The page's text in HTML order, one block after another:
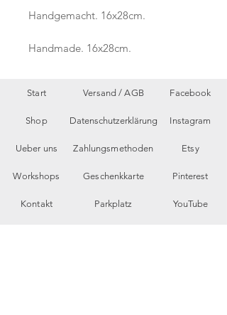
Handgemacht. 16x28cm.
Handmade. 16x28cm.
Start
Shop
Ueber uns
Workshops
Kontakt
Versand /AGB
Datenschutzerklärung
Zahlungsmethoden
Geschenkkarte
Parkplatz
Facebook
Instagram
Etsy
Pinterest
YouTube